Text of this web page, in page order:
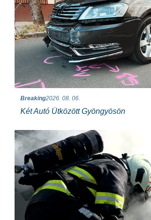
Breaking2026. 08. 06.
Két Autó Ütközött Gyöngyösön